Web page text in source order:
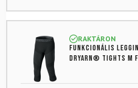
RAKTÁRON
Funkcionális
Dryarn® Tights M